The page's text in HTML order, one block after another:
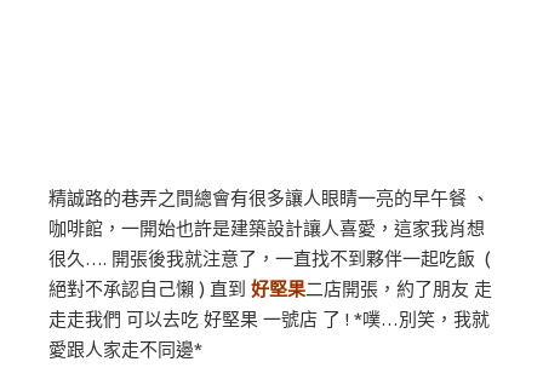
精誠路的巷弄之間總會有很多讓人眼睛一亮的早午餐 、
咖啡館，一開始也許是建築設計讓人喜愛，這家我肖想
很久…. 開張後我就注意了，一直找不到夥伴一起吃飯 (
絕對不承認自己懶 ) 直到 好堅果二店開張，約了朋友 走
走走我們 可以去吃 好堅果 一號店 了 ! *噗…別笑，我就
愛跟人家走不同邊*